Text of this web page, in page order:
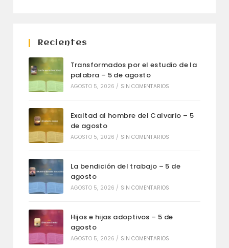
Recientes
Transformados por el estudio de la
palabra – 5 de agosto
AGOSTO 5, 2026 / SIN COMENTARIOS
Exaltad al hombre del Calvario – 5
de agosto
AGOSTO 5, 2026 / SIN COMENTARIOS
La bendición del trabajo – 5 de
agosto
AGOSTO 5, 2026 / SIN COMENTARIOS
Hijos e hijas adoptivos – 5 de
agosto
AGOSTO 5, 2026 / SIN COMENTARIOS